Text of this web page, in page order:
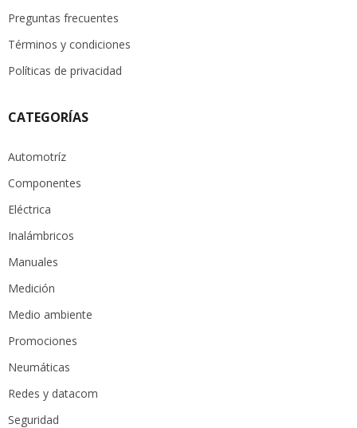
Preguntas frecuentes
Términos y condiciones
Políticas de privacidad
CATEGORÍAS
Automotríz
Componentes
Eléctrica
Inalámbricos
Manuales
Medición
Medio ambiente
Promociones
Neumáticas
Redes y datacom
Seguridad